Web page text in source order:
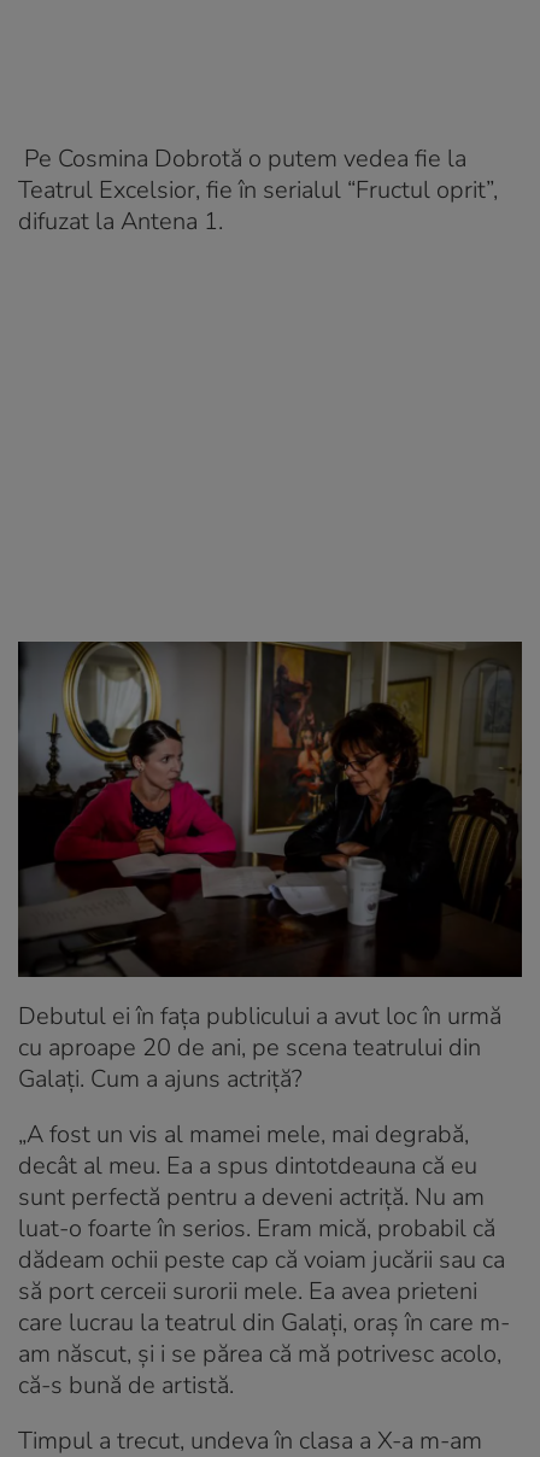
Pe Cosmina Dobrotă o putem vedea fie la
Teatrul Excelsior, fie în serialul “Fructul oprit”,
difuzat la Antena 1.
Debutul ei în fața publicului a avut loc în urmă
cu aproape 20 de ani, pe scena teatrului din
Galați. Cum a ajuns actriță?
„A fost un vis al mamei mele, mai degrabă,
decât al meu. Ea a spus dintotdeauna că eu
sunt perfectă pentru a deveni actriță. Nu am
luat-o foarte în serios. Eram mică, probabil că
dădeam ochii peste cap că voiam jucării sau ca
să port cerceii surorii mele. Ea avea prieteni
care lucrau la teatrul din Galați, oraș în care m-
am născut, și i se părea că mă potrivesc acolo,
că-s bună de artistă.
Timpul a trecut, undeva în clasa a X-a m-am